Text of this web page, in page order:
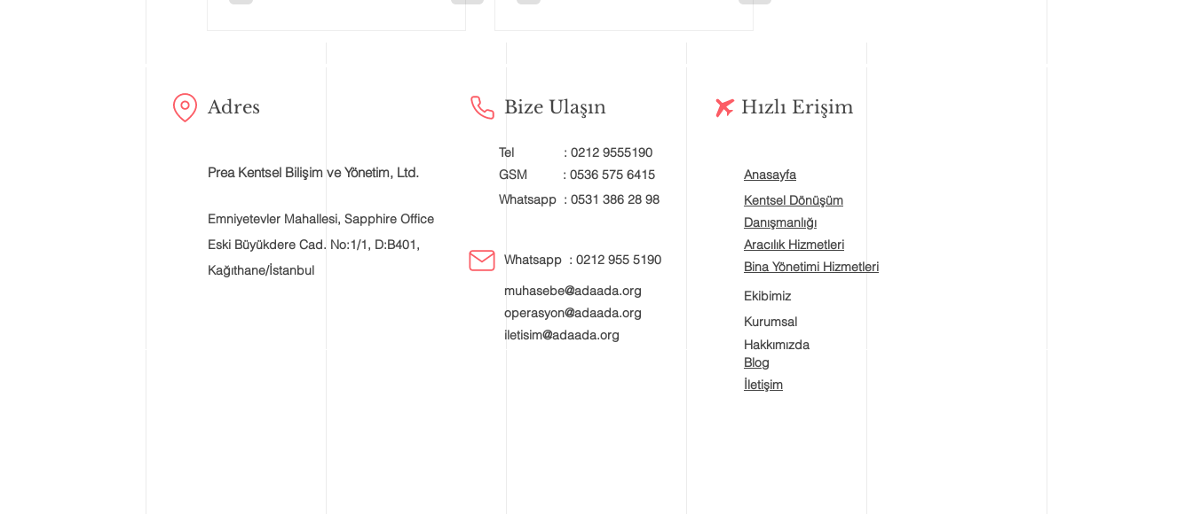
Görevleri Nelerdir?
Adres Bize Ulaşın Hızlı Erişim
Tel : 0212 9555190
Prea Kentsel Bilişim ve Yönetim, Ltd.
Emniyetevler Mahallesi, Sapphire Office
Eski Büyükdere Cad. No:1/1, D:B401,
Kağıthane/İstanbul
GSM : 0536 575 6415
Whatsapp : 0531 386 28 98
Whatsapp : 0212 955 5190
muhasebe@adaada.org
operasyon@adaada.org
iletisim@adaada.org
Anasayfa
Kentsel Dönüşüm
Danışmanlığı
Aracılık Hizmetleri
Bina Yönetimi Hizmetleri
Ekibimiz
Kurumsal
Hakkımızda
Blog
İletişim